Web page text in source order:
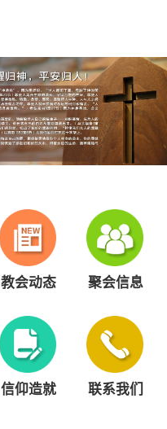
教会动态 聚会信息
信仰造就 联系我们